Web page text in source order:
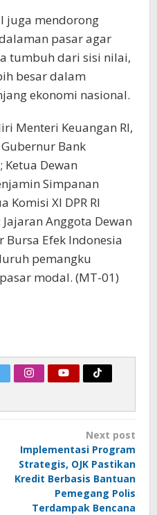
juga mendorong
pasar agar
tumbuh dari sisi nilai,
besar dalam
ekonomi nasional.
Menteri Keuangan RI,
Bank
Dewan
Simpanan
Komisi XI DPR RI
Anggota Dewan
Bursa Efek Indonesia
pemangku
modal. (MT-01)
Next post
Implementasi Program
Strategis, OJK Pastikan
Kredit Berbasis Bantuan
Pemegang Polis
Terdampak Bencana